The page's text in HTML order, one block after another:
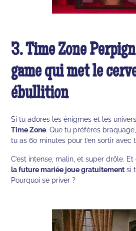
3. Time Zone
game qui met le
ébullition
Si tu adores les énigmes et les
Time Zone. Que tu préfères
tu as 60 minutes pour t’en sortir avec
C’est intense, malin, et super drôle. Et
la future mariée joue gratuitement si
Pourquoi se priver ?